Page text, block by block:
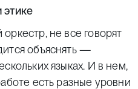
этике
не все говорят
объяснять —
языках. И в нем,
есть разные уровни